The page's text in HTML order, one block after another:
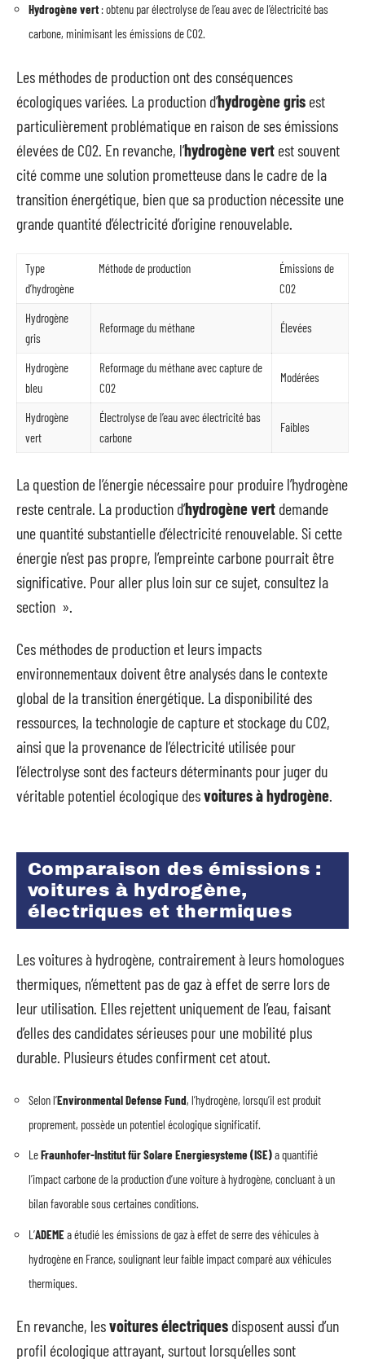
Hydrogène vert : obtenu par électrolyse de l’eau avec de l’électricité bas
carbone, minimisant les émissions de CO2.
Les méthodes de production ont des conséquences
écologiques variées. La production d’hydrogène gris est
particulièrement problématique en raison de ses émissions
élevées de CO2. En revanche, l’hydrogène vert est souvent
cité comme une solution prometteuse dans le cadre de la
transition énergétique, bien que sa production nécessite une
grande quantité d’électricité d’origine renouvelable.
Type
d’hydrogène
Méthode de production
Émissions de
CO2
Hydrogène
gris
Reformage du méthane Élevées
Hydrogène
bleu
Reformage du méthane avec capture de
CO2
Modérées
Hydrogène
vert
Électrolyse de l’eau avec électricité bas
carbone
Faibles
La question de l’énergie nécessaire pour produire l’hydrogène
reste centrale. La production d’hydrogène vert demande
une quantité substantielle d’électricité renouvelable. Si cette
énergie n’est pas propre, l’empreinte carbone pourrait être
significative. Pour aller plus loin sur ce sujet, consultez la
section ».
Ces méthodes de production et leurs impacts
environnementaux doivent être analysés dans le contexte
global de la transition énergétique. La disponibilité des
ressources, la technologie de capture et stockage du CO2,
ainsi que la provenance de l’électricité utilisée pour
l’électrolyse sont des facteurs déterminants pour juger du
véritable potentiel écologique desvoitures à hydrogène.
Comparaison des émissions :
voitures à hydrogène,
électriques et thermiques
Les voitures à hydrogène, contrairement à leurs homologues
thermiques, n’émettent pas de gaz à effet de serre lors de
leur utilisation. Elles rejettent uniquement de l’eau, faisant
d’elles des candidates sérieuses pour une mobilité plus
durable. Plusieurs études confirment cet atout.
Selon l’Environmental Defense Fund, l’hydrogène, lorsqu’il est produit
proprement, possède un potentiel écologique significatif.
LeFraunhofer-Institut für Solare Energiesysteme (ISE)a quantifié
l’impact carbone de la production d’une voiture à hydrogène, concluant à un
bilan favorable sous certaines conditions.
L’ADEMEa étudié les émissions de gaz à effet de serre des véhicules à
hydrogène en France, soulignant leur faible impact comparé aux véhicules
thermiques.
En revanche, lesvoitures électriques disposent aussi d’un
profil écologique attrayant, surtout lorsqu’elles sont